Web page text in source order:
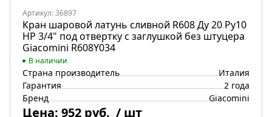
Артикул: 36897
Кран шаровой латунь сливной R608 Ду 20 Ру10
НР 3/4" под отвертку с заглушкой без штуцера
Giacomini R608Y034
В наличии
Страна производитель
Италия
Гарантия
2 года
Бренд
Giacomini
Цена: 952 руб. / шт